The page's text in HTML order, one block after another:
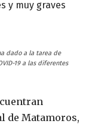
y muy graves
dado a la tarea de
19 a las diferentes
de Matamoros,